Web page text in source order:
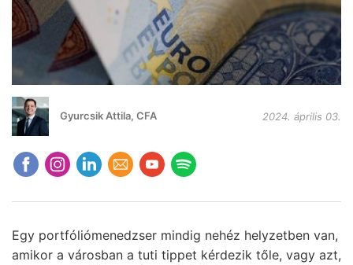
Gyurcsik Attila, CFA 2024. április 03.
Egy portfóliómenedzser mindig nehéz helyzetben van,
amikor a városban a tuti tippet kérdezik tőle, vagy azt,